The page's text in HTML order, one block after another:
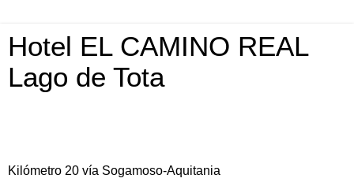
Hotel EL CAMINO REAL
Lago de Tota
Kilómetro 20 vía Sogamoso-Aquitania